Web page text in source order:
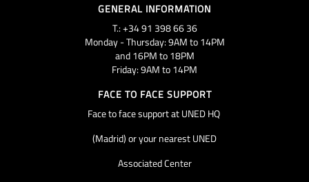
GENERAL INFORMATION
T.: +34 91 398 66 36
Monday - Thursday: 9AM to 14PM
and 16PM to 18PM
Friday: 9AM to 14PM
FACE TO FACE SUPPORT
Face to face support at UNED HQ
(Madrid) or your nearest UNED
Associated Center